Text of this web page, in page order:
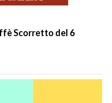
Scorretto del 6